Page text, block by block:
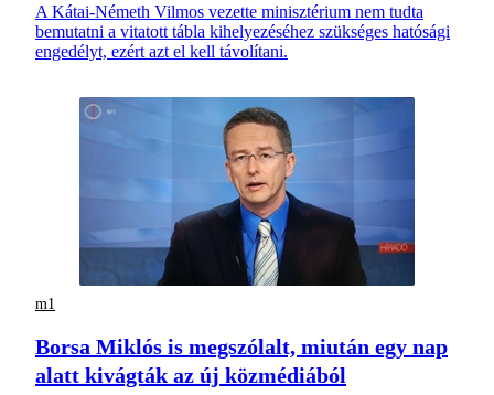
A Kátai-Németh Vilmos vezette minisztérium nem tudta
bemutatni a vitatott tábla kihelyezéséhez szükséges hatósági
engedélyt, ezért azt el kell távolítani.
m1
Borsa Miklós is megszólalt, miután egy nap
alatt kivágták az új közmédiából